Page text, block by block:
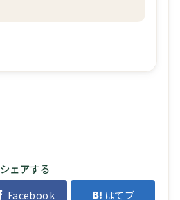
シェアする
Facebook はてブ